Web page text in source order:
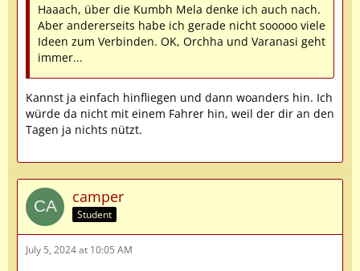
Haaach, über die Kumbh Mela denke ich auch nach.
Aber andererseits habe ich gerade nicht sooooo viele
Ideen zum Verbinden. OK, Orchha und Varanasi geht
immer...
Kannst ja einfach hinfliegen und dann woanders hin. Ich
würde da nicht mit einem Fahrer hin, weil der dir an den
Tagen ja nichts nützt.
camper
Student
July 5, 2024 at 10:05 AM